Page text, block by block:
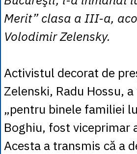
Merit” clasa a III-a,
Volodimir Zelensky.
Activistul decorat de
Zelenski, Radu Hossu,
„pentru binele familiei
Boghiu, fost viceprimar
Acesta a transmis că a